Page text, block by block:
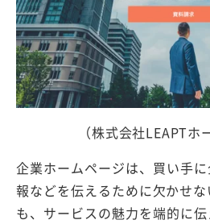
（株式会社LEAPTホ
企業ホームページは、買い手
報などを伝えるために欠かせな
も、サービスの魅力を端的に